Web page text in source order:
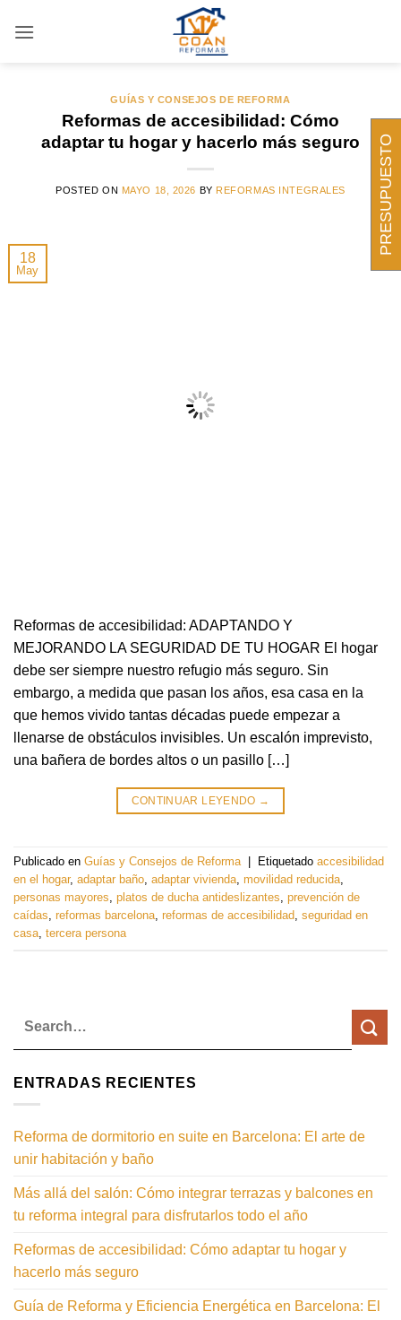
ARCHIVOS DE ETIQUETAS:
EL HOGAR
GUÍAS Y CONSEJOS DE REFORMA
Reformas de accesibilidad: Cómo
adaptar tu hogar y hacerlo más seguro
POSTED ON MAYO 18, 2026 BY REFORMAS INTEGRALES
18
May
Reformas de accesibilidad: ADAPTANDO Y
MEJORANDO LA SEGURIDAD DE TU HOGAR El hogar
debe ser siempre nuestro refugio más seguro. Sin
embargo, a medida que pasan los años, esa casa en la
que hemos vivido tantas décadas puede empezar a
llenarse de obstáculos invisibles. Un escalón imprevisto,
una bañera de bordes altos o un pasillo […]
CONTINUAR LEYENDO →
Publicado en Guías y Consejos de Reforma Etiquetado accesibilidad
en el hogar, adaptar baño adaptar vivienda movilidad reducida
personas mayores platos de ducha antideslizantes prevención de
caídas reformas barcelona reformas de accesibilidad seguridad en
casa tercera persona
ENTRADAS RECIENTES
Reforma de dormitorio en suite en Barcelona: El arte de
unir habitación y baño
Más allá del salón: Cómo integrar terrazas y balcones en
tu reforma integral para disfrutarlos todo el año
Reformas de accesibilidad: Cómo adaptar tu hogar y
hacerlo más seguro
Guía de Reforma y Eficiencia Energética en Barcelona: El
PRESUPUESTO